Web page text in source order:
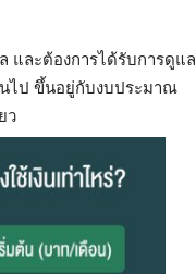
และต้องการได้รับการดูแล
ไป ขึ้นอยู่กับงบประมาณ
ว